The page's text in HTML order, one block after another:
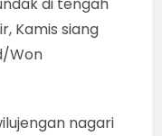
Kamis siang
Won
nagari